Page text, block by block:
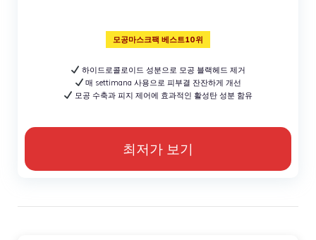
모공마스크팩 베스트10위
하이드로콜로이드 성분으로 모공 블랙헤드 제거
매 settimana 사용으로 피부결 잔잔하게 개선
모공 수축과 피지 제어에 효과적인 활성탄 성분 함유
최저가 보기